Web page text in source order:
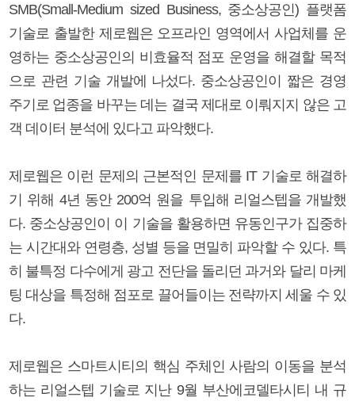
SMB(Small-Medium sized Business, 중소상공인) 플랫폼
기술로 출발한 제로웹은 오프라인 영역에서 사업체를 운
영하는 중소상공인의 비효율적 점포 운영을 해결할 목적
으로 관련 기술 개발에 나섰다. 중소상공인이 짧은 경영
주기로 업종을 바꾸는 데는 결국 제대로 이뤄지지 않은 고
객 데이터 분석에 있다고 파악했다.
제로웹은 이런 문제의 근본적인 문제를 IT 기술로 해결하
기 위해 4년 동안 200억 원을 투입해 리얼스텝을 개발했
다. 중소상공인이 이 기술을 활용하면 유동인구가 집중하
는 시간대와 연령층, 성별 등을 면밀히 파악할 수 있다. 특
히 불특정 다수에게 광고 전단을 돌리던 과거와 달리 마케
팅 대상을 특정해 점포로 끌어들이는 전략까지 세울 수 있
다.
제로웹은 스마트시티의 핵심 주체인 사람의 이동을 분석
하는 리얼스텝 기술로 지난 9월 부산에코델타시티 내 규